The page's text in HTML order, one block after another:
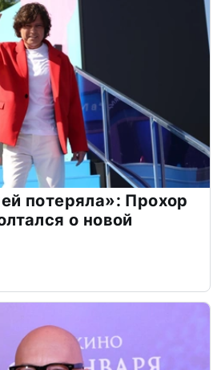
потеряла»: Прохор
о новой